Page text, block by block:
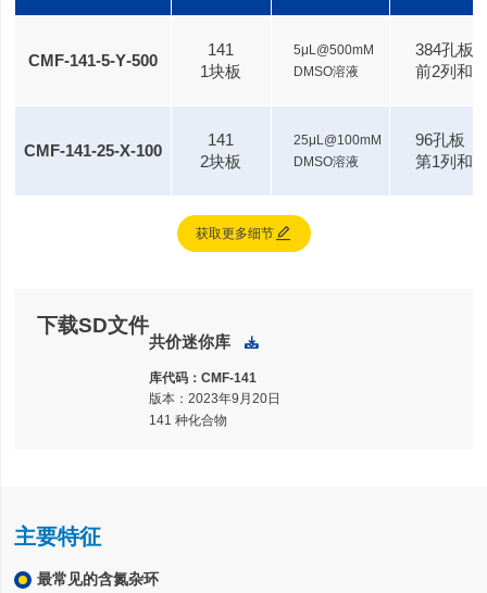
CMF‑141‑5‑Y‑500
141
1块板
5μL@500mM
DMSO溶液
384孔板
前2列和
CMF‑141‑25‑X‑100
141
2块板
25μL@100mM
DMSO溶液
96孔板（
第1列和
获取更多细节
下载SD文件
共价迷你库 下载
库代码：CMF‑141
版本：2023年9月20日
141 种化合物
主要特征
最常见的含氮杂环